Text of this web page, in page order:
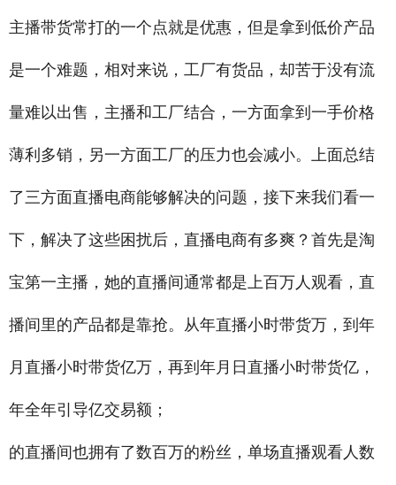
主播带货常打的一个点就是优惠，但是拿到低价产品
是一个难题，相对来说，工厂有货品，却苦于没有流
量难以出售，主播和工厂结合，一方面拿到一手价格
薄利多销，另一方面工厂的压力也会减小。上面总结
了三方面直播电商能够解决的问题，接下来我们看一
下，解决了这些困扰后，直播电商有多爽？首先是淘
宝第一主播，她的直播间通常都是上百万人观看，直
播间里的产品都是靠抢。从年直播小时带货万，到年
月直播小时带货亿万，再到年月日直播小时带货亿，
年全年引导亿交易额；
的直播间也拥有了数百万的粉丝，单场直播观看人数